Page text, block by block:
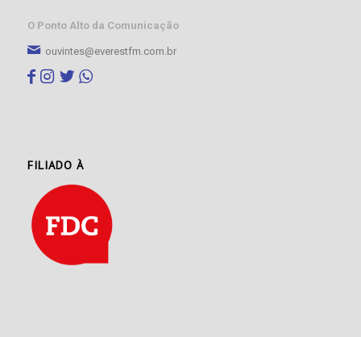
O Ponto Alto da Comunicação
ouvintes@everestfm.com.br
FILIADO À